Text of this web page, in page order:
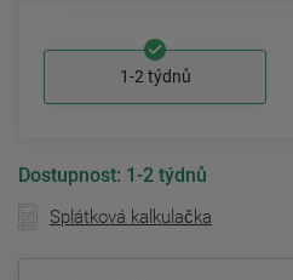
1-2 týdnů
Dostupnost: 1-2 týdnů
Splátková kalkulačka